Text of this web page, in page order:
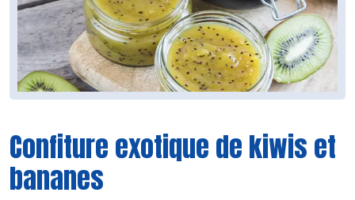
Confiture exotique de kiwis et
bananes